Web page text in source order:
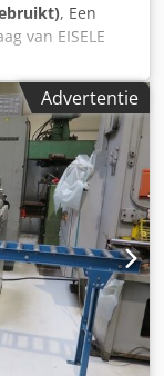
, Een
van EISELE
D Tefx Abljf
Vierkant 90°/
Rechthoek 90°/
900mm
Gewicht
Tech.
Advertentie